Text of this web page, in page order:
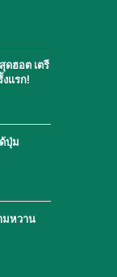
ดฮอต เตรี
แรก!
ปุ่ม
มหวาน